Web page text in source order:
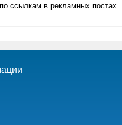
ссылкам в рекламных постах.